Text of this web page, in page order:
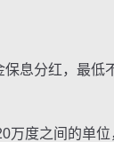
息分红，最低
度之间的单位